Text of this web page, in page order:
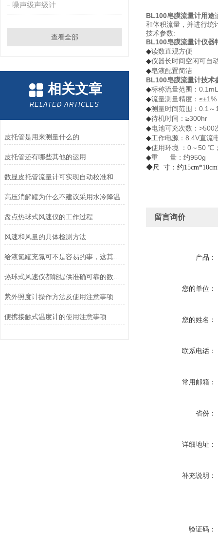
噪声级声级计
查看全部
相关文章
RELATED ARTICLES
皮托管是用来测量什么的
皮托管还有哪些其他的运用
高压消解罐为什么不建议采用水冷降温
盘点热球式风速仪的工作过程
风速和风量的具体检测方法
给液氮罐充氮可不是容易的事，这其中的门道你知道吗？
紫外照度计操作方法及使用注意事项
便携接触式温度计的使用注意事项
BL100皂膜流量计用途
和体积流量，并进行统
技术参数:
BL100皂膜流量计仪器
◆读数直观方便
◆仪器长时间空闲可自
◆皂液配置简洁
BL100皂膜流量计技术
◆标称流量范围：
◆流量测量精度：≤±1%
◆测量时间范围：0.1～
◆待机时间：≥300hr
◆电池可充次数：>500
◆工作电源：8.4V直流
◆使用环境 ：0～50 ℃
◆重 量：约950g
◆尺 寸：约
留言询价
产品：
您的单位：
您的姓名：
联系电话：
常用邮箱：
省份：
详细地址：
补充说明：
验证码：